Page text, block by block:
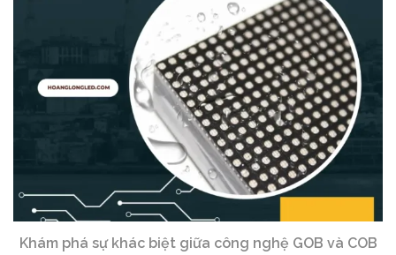
Khám phá sự khác biệt giữa công nghệ GOB và COB